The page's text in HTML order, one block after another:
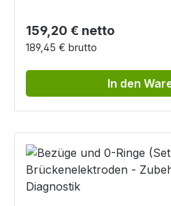
Regulärer Preis:
159,20 € netto
189,45 € brutto
In den